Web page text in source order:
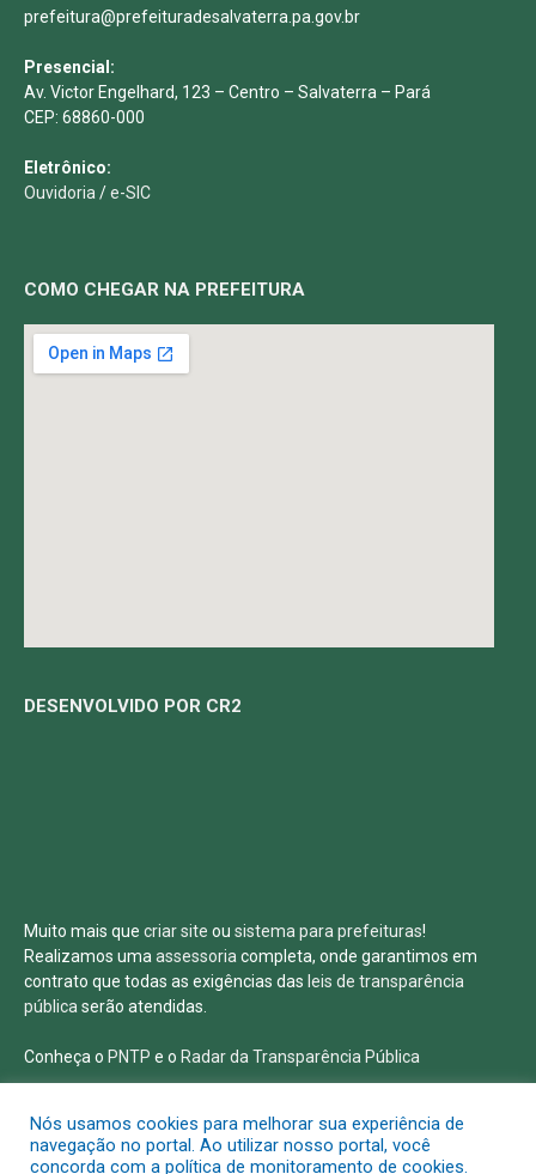
prefeitura@prefeituradesalvaterra.pa.gov.br
Presencial:
Av. Victor Engelhard, 123 – Centro – Salvaterra – Pará
CEP: 68860-000
Eletrônico:
Ouvidoria /e-SIC
COMO CHEGAR NA PREFEITURA
DESENVOLVIDO POR CR2
Muito mais que criar site ou sistema para prefeituras!
Realizamos uma assessoria completa, onde garantimos em
contrato que todas as exigências das leis de transparência
pública serão atendidas.
Conheça o PNTP e o Radar da Transparência Pública
Nós usamos cookies para melhorar sua experiência de
navegação no portal. Ao utilizar nosso portal, você
concorda com a política de monitoramento de cookies.